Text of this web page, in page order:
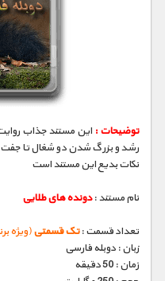
توضیحات : این مستند جذاب
رشد و بزرگ شدن دو شغال تا جفت
نکات بدیع این مستند است
نام مستند :دونده های طلایی
تعداد قسمت :تک قسمتی(ویژه
زبان : دوبله فارسی
زمان : 50 دقیقه